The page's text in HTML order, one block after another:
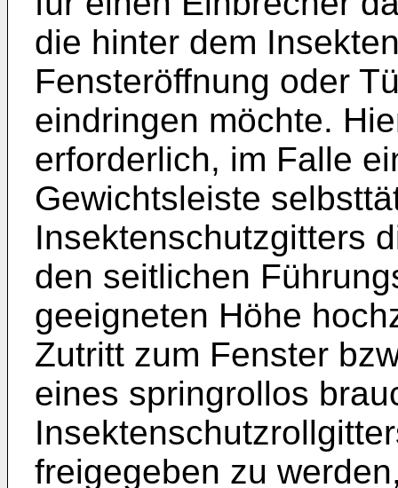
die hinter dem
Fensteröffnung oder
eindringen möchte.
erforderlich, im Falle
Gewichtsleiste
Insektenschutzgitters
den seitlichen
geeigneten Höhe
Zutritt zum Fenster
eines springrollos
freigegeben zu